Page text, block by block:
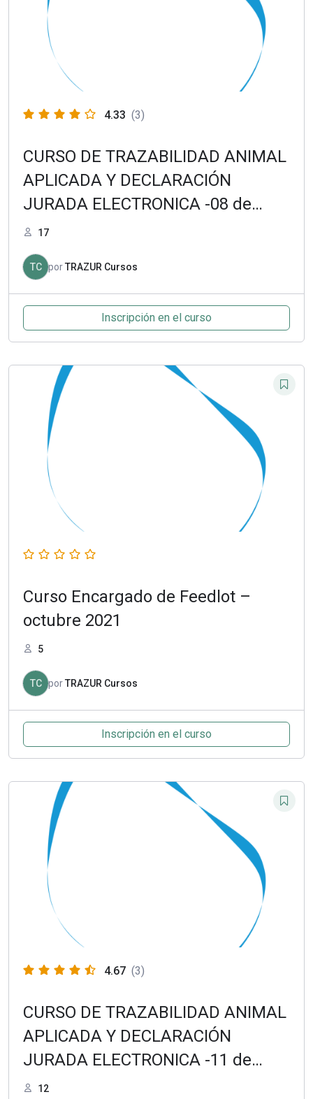
4.33 (3)
CURSO DE TRAZABILIDAD ANIMAL
APLICADA Y DECLARACIÓN
JURADA ELECTRONICA -08 de
Noviembre 2021
17
TC porTRAZUR Cursos
Inscripción en el curso
Curso Encargado de Feedlot –
octubre 2021
5
TC porTRAZUR Cursos
Inscripción en el curso
4.67 (3)
CURSO DE TRAZABILIDAD ANIMAL
APLICADA Y DECLARACIÓN
JURADA ELECTRONICA -11 de
Octubre 2021
12